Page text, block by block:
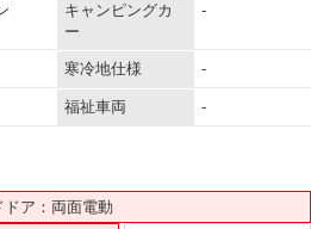
キャンピングカ
ー
-
寒冷地仕様 -
福祉車両 -
ドア：両面電動